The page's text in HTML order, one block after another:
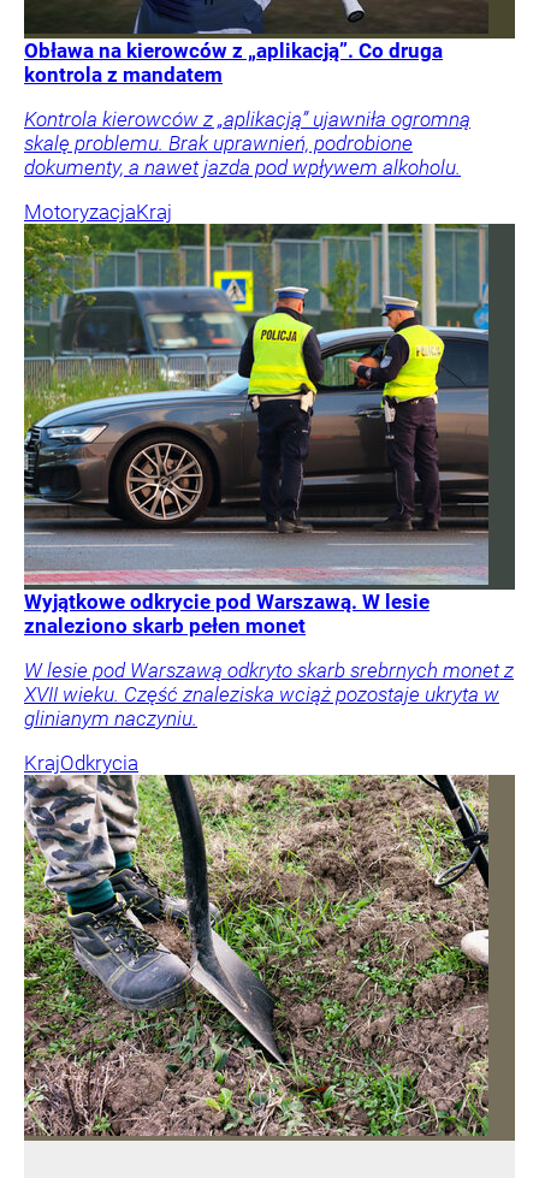
Obława na kierowców z „aplikacją”. Co druga
kontrola z mandatem
Kontrola kierowców z „aplikacją” ujawniła ogromną
skalę problemu. Brak uprawnień, podrobione
dokumenty, a nawet jazda pod wpływem alkoholu.
MotoryzacjaKraj
Wyjątkowe odkrycie pod Warszawą. W lesie
znaleziono skarb pełen monet
W lesie pod Warszawą odkryto skarb srebrnych monet z
XVII wieku. Część znaleziska wciąż pozostaje ukryta w
glinianym naczyniu.
KrajOdkrycia